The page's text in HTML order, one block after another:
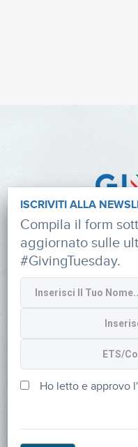
via Roberto
Tel:
ISCRIVITI ALLA
Compila il form
aggiornato sulle
#GivingTuesday.
Ho letto e approvo